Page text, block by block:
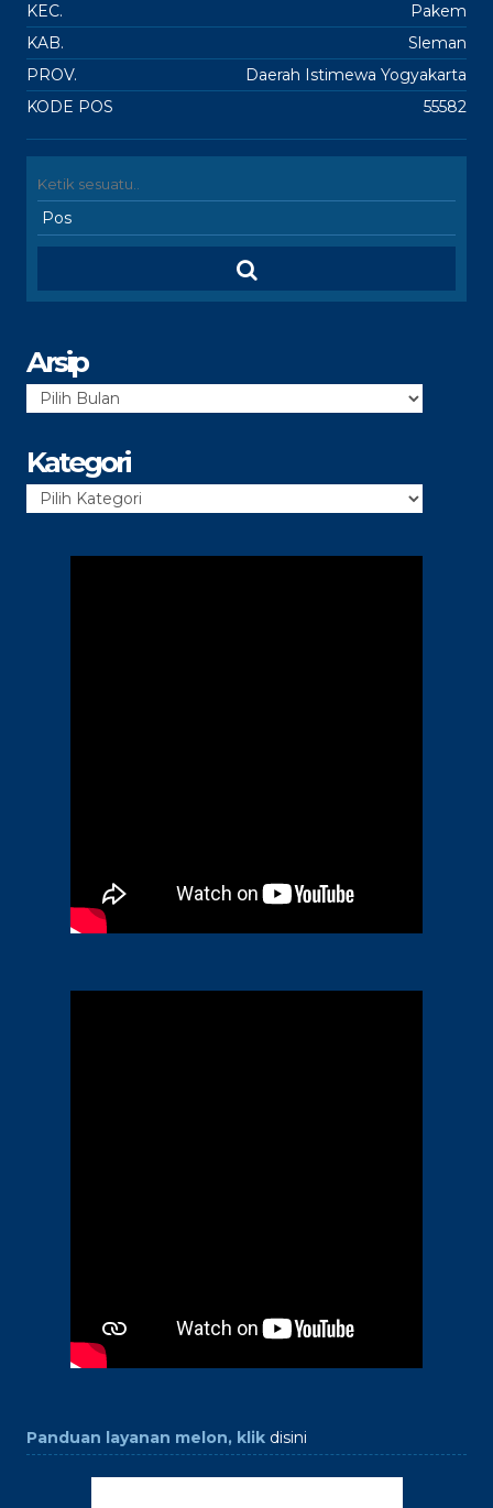
KEC.
Pakem
KAB.
Sleman
PROV.
Daerah Istimewa Yogyakarta
KODE POS
55582
Arsip
Arsip
Kategori
Kategori
Panduan layanan melon, klik disini